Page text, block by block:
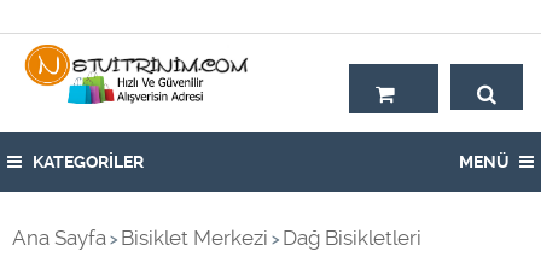
KATEGORİLER MENÜ
Ana Sayfa > Bisiklet Merkezi > Dağ Bisikletleri